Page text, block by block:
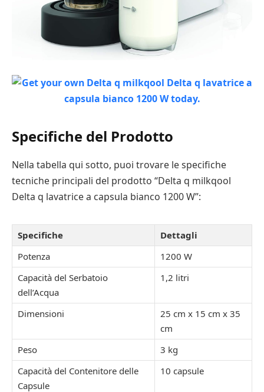
Specifiche del Prodotto
Nella tabella qui sotto, puoi trovare le specifiche
tecniche principali del prodotto “Delta q milkqool
Delta q lavatrice a capsula bianco 1200 W”:
Specifiche
Dettagli
Potenza
1200 W
Capacità del Serbatoio
dell’Acqua
1,2 litri
Dimensioni
25 cm x 15 cm x 35
cm
Peso
3 kg
Capacità del Contenitore delle
Capsule
10 capsule